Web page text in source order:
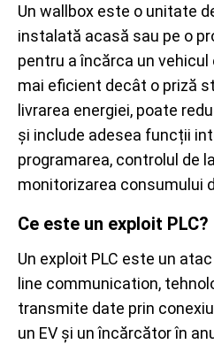
Un wallbox este o unitate
instalată acasă sau pe o
pentru a încărca un
mai eficient decât o priză
livrarea energiei, poate
și include adesea funcții
programarea, controlul de
monitorizarea consumului
Ce este un exploit PLC?
Un exploit PLC este un
line communication,
transmite date prin
un EV și un încărcător în